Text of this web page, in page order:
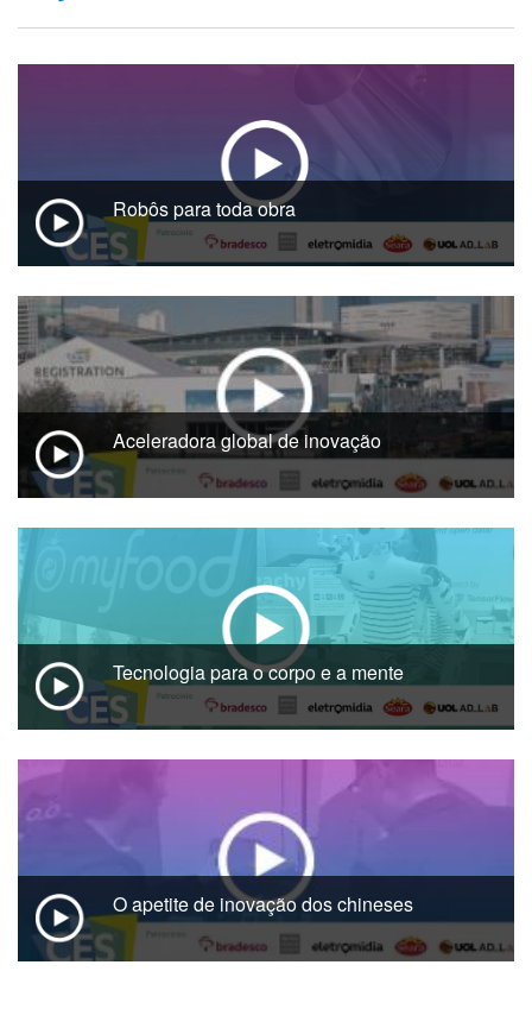
Robôs para toda obra
Aceleradora global de inovação
Tecnologia para o corpo e a mente
O apetite de inovação dos chineses